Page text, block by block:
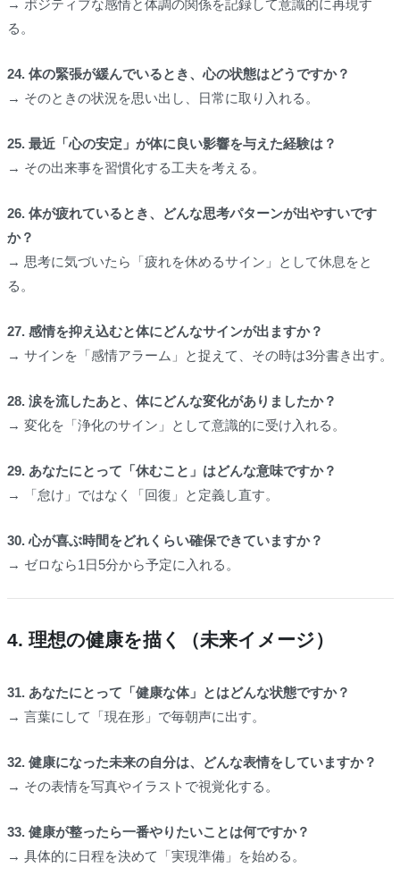
→ ポジティブな感情と体調の関係を記録して意識的に再現す
る。
24. 体の緊張が緩んでいるとき、心の状態はどうですか？
→ そのときの状況を思い出し、日常に取り入れる。
25. 最近「心の安定」が体に良い影響を与えた経験は？
→ その出来事を習慣化する工夫を考える。
26. 体が疲れているとき、どんな思考パターンが出やすいです
か？
→ 思考に気づいたら「疲れを休めるサイン」として休息をと
る。
27. 感情を抑え込むと体にどんなサインが出ますか？
→ サインを「感情アラーム」と捉えて、その時は3分書き出す。
28. 涙を流したあと、体にどんな変化がありましたか？
→ 変化を「浄化のサイン」として意識的に受け入れる。
29. あなたにとって「休むこと」はどんな意味ですか？
→ 「怠け」ではなく「回復」と定義し直す。
30. 心が喜ぶ時間をどれくらい確保できていますか？
→ ゼロなら1日5分から予定に入れる。
4. 理想の健康を描く（未来イメージ）
31. あなたにとって「健康な体」とはどんな状態ですか？
→ 言葉にして「現在形」で毎朝声に出す。
32. 健康になった未来の自分は、どんな表情をしていますか？
→ その表情を写真やイラストで視覚化する。
33. 健康が整ったら一番やりたいことは何ですか？
→ 具体的に日程を決めて「実現準備」を始める。